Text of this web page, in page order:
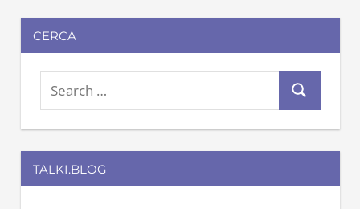
CERCA
e
a
r
c
e
a
TALKI.BLOG